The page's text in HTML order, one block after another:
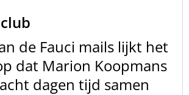
de Fauci mails lijkt het
dat Marion Koopmans
dagen tijd samen